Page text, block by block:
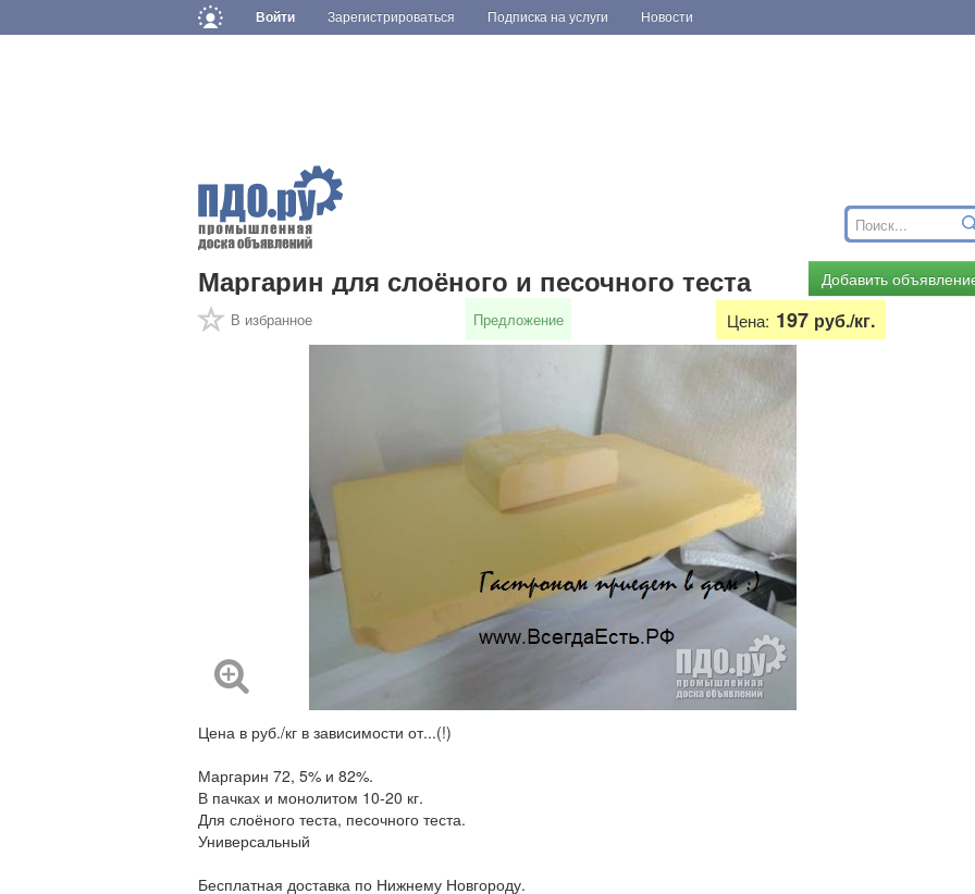
Войти Зарегистрироваться Подписка на услуги Новости
Маргарин для слоёного и песочного теста Добавить
В избранное Предложение Цена: 197 руб./кг.
Цена в руб./кг в зависимости от...(!)
Маргарин 72, 5% и 82%.
В пачках и монолитом 10-20 кг.
Для слоёного теста, песочного теста.
Универсальный
Бесплатная доставка по Нижнему Новгороду.